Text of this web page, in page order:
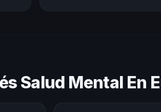
Salud Mental En